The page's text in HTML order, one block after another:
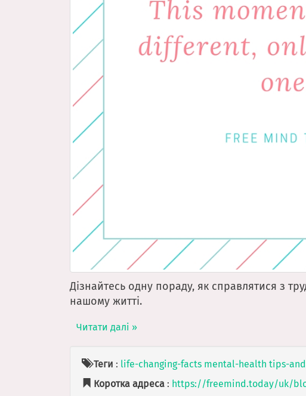
Дізнайтесь одну пораду, як справлятися з
нашому житті.
Читати далі »
Теги : life-changing-facts mental-health tips-
Коротка адреса : https://freemind.today/uk/